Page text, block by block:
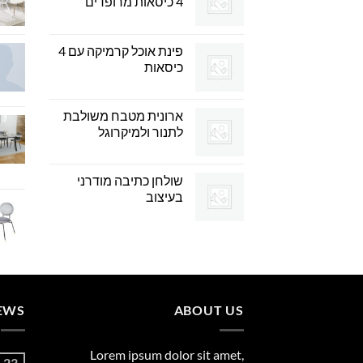
פינת אוכל קרמיקה עם 4
כיסאות
ארונית מטבח משולבת
לתנור ולמיקרוגל
שולחן כתיבה מודרני
בעיצוב
ABOUT US
Lorem ipsum dolor sit amet,